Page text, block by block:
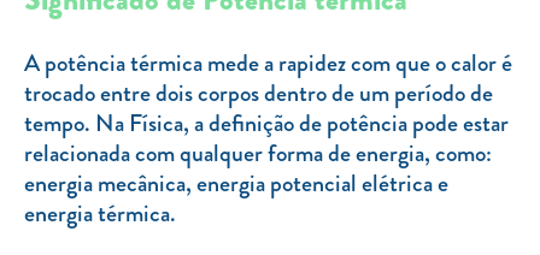
Mais informações
SERVIÇOS
ROTULAGEM
JUNTE-SE A NÓS
TARIFA SOCIAL
A potência térmica mede a rapidez com que o calor é
trocado entre dois corpos dentro de um período de
tempo. Na Física, a definição de potência pode estar
relacionada com qualquer forma de energia, como:
energia mecânica, energia potencial elétrica e
energia térmica.